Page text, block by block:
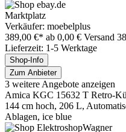
Marktplatz
Verkäufer: moebelplus
389,00 €* ab 0,00 € Versand
Lieferzeit: 1-5 Werktage
Shop-Info
Zum Anbieter
3 weitere Angebote anzeigen
Amica KGC 15632 T Retro-
144 cm hoch, 206 L,
Ablagen, ice blue